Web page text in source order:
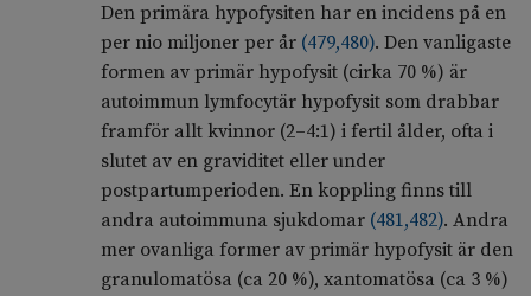
Den primära hypofysiten har en incidens på en
per nio miljoner per år (479,480). Den vanligaste
formen av primär hypofysit (cirka 70 %) är
autoimmun lymfocytär hypofysit som drabbar
framför allt kvinnor (2–4:1) i fertil ålder, ofta i
slutet av en graviditet eller under
postpartumperioden. En koppling finns till
andra autoimmuna sjukdomar (481,482). Andra
mer ovanliga former av primär hypofysit är den
granulomatösa (ca 20 %), xantomatösa (ca 3 %)